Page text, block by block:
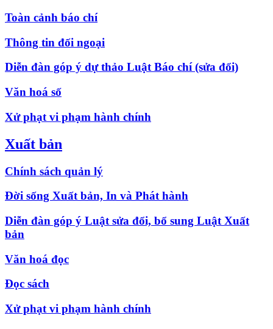
Toàn cảnh báo chí
Thông tin đối ngoại
Diễn đàn góp ý dự thảo Luật Báo chí (sửa đổi)
Văn hoá số
Xử phạt vi phạm hành chính
Xuất bản
Chính sách quản lý
Đời sống Xuất bản, In và Phát hành
Diễn đàn góp ý Luật sửa đổi, bổ sung Luật Xuất
bản
Văn hoá đọc
Đọc sách
Xử phạt vi phạm hành chính